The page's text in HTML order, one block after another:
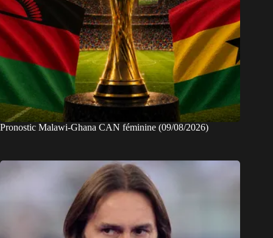
Pronostic Malawi-Ghana CAN féminine (09/08/2026)